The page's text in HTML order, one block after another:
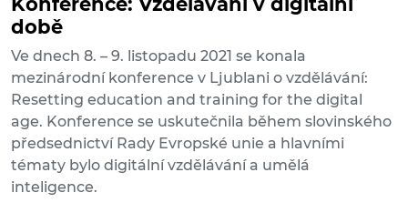
době
Ve dnech 8. – 9. listopadu 2021 se konala
mezinárodní konference v Ljublani o vzdělávání:
Resetting education and training for the digital
age. Konference se uskutečnila během slovinského
předsednictví Rady Evropské unie a hlavními
tématy bylo digitální vzdělávání a umělá
inteligence.